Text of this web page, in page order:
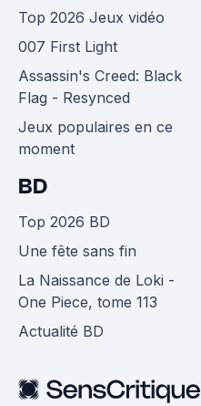
Top 2026 Jeux vidéo
007 First Light
Assassin's Creed: Black
Flag - Resynced
Jeux populaires en ce
moment
BD
Top 2026 BD
Une fête sans fin
La Naissance de Loki -
One Piece, tome 113
Actualité BD